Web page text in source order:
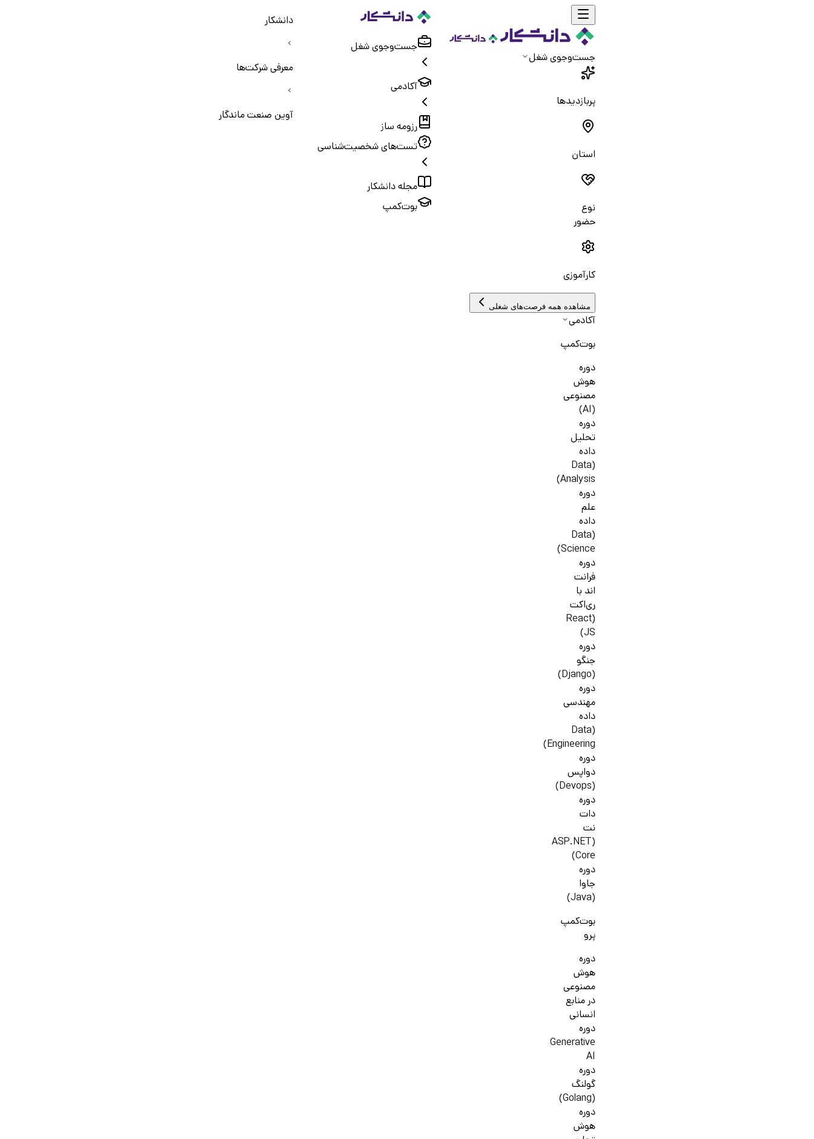
جست‌و‌جوی شغل
پربازدیدها
استان
نوع
حضور
کارآموزی
مشاهده همه فرصت‌های شغلی
آکادمی
بوت‌کمپ
دوره
هوش
مصنوعی
(AI)
دوره
تحلیل
داده
(Data
Analysis)
دوره
علم
داده
(Data
Science)
دوره
فرانت
اند با
ری‌اکت
(React
JS)
دوره
جنگو
(Django)
دوره
مهندسی
داده
(Data
Engineering)
دوره
دواپس
(Devops)
دوره
دات
نت
(ASP.NET
Core)
دوره
جاوا
(Java)
بوت‌کمپ
پرو
دوره
هوش
مصنوعی
در منابع
انسانی
دوره
Generative
AI
دوره
گولنگ
(Golang)
دوره
هوش
جست‌و‌جوی شغل
آکادمی
رزومه ساز
تست‌های شخصیت‌شناسی
مجله دانشکار
بوت‌کمپ
دانشکار
معرفی شرکت‌ها
آوین صنعت ماندگار